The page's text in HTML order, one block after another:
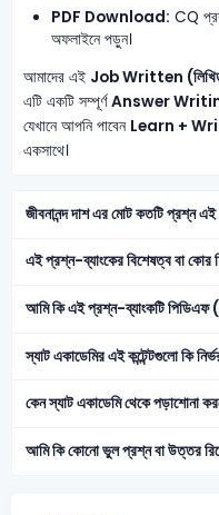
PDF Download: CQ
অফলাইনে পড়ুন।
আমাদের এই Job Written
এটি একটি সম্পূর্ণAnswer
যেখানে আপনি পাবেন Learn +
একসাথে।
জীবনানন্দ দাশ এর মোট কতটি
এই প্রশ্ন-ব্যাংকের বিশেষত্ব বা কোর
আমি কি এই প্রশ্ন-ব্যাংকটি
স্যাট একাডেমির এই কন্টেন্টগুলো কি
কেন স্যাট একাডেমি থেকে পড়াশোনা
আমি কি কোনো ভুল প্রশ্ন বা উত্তর